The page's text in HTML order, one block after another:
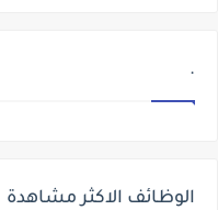
.
الوظائف الاكثر مشاهدة